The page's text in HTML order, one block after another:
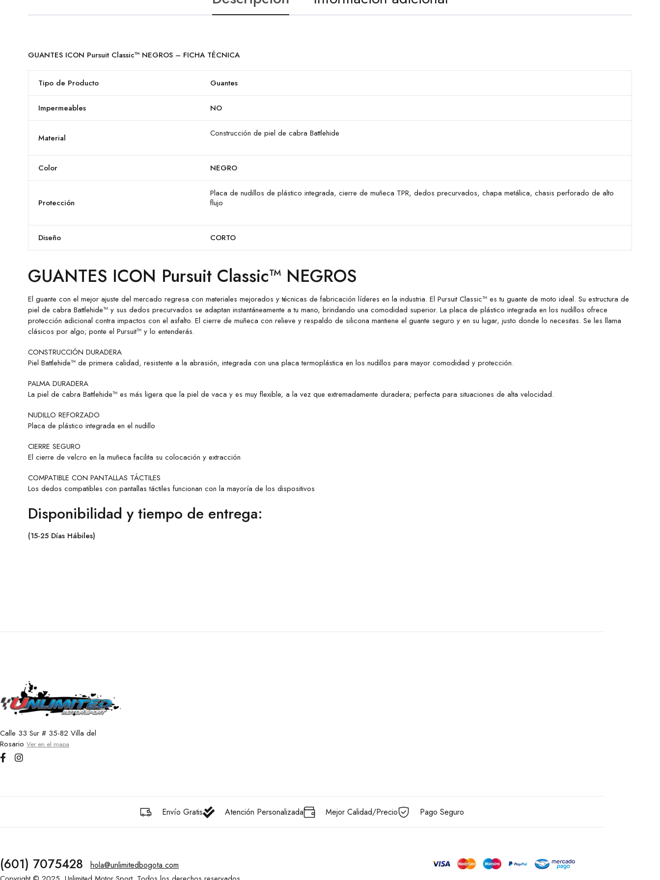
GUANTES ICON Pursuit Classic™ NEGROS – FICHA TÉCNICA
Tipo de Producto Guantes
Impermeables NO
Material Construcción de piel de cabra Battlehide
Color NEGRO
Protección
Placa de nudillos de plástico integrada, cierre de muñeca TPR, dedos precurvados, chapa metálica, chasis perforado de alto
flujo
Diseño CORTO
GUANTES ICON Pursuit Classic™ NEGROS
El guante con el mejor ajuste del mercado regresa con materiales mejorados y técnicas de fabricación líderes en la industria. El Pursuit Classic™ es tu guante de moto ideal. Su estructura de
piel de cabra Battlehide™ y sus dedos precurvados se adaptan instantáneamente a tu mano, brindando una comodidad superior. La placa de plástico integrada en los nudillos ofrece
protección adicional contra impactos con el asfalto. El cierre de muñeca con relieve y respaldo de silicona mantiene el guante seguro y en su lugar, justo donde lo necesitas. Se les llama
clásicos por algo; ponte el Pursuit™ y lo entenderás.
CONSTRUCCIÓN DURADERA
Piel Battlehide™ de primera calidad, resistente a la abrasión, integrada con una placa termoplástica en los nudillos para mayor comodidad y protección.
PALMA DURADERA
La piel de cabra Battlehide™ es más ligera que la piel de vaca y es muy flexible, a la vez que extremadamente duradera; perfecta para situaciones de alta velocidad.
NUDILLO REFORZADO
Placa de plástico integrada en el nudillo
CIERRE SEGURO
El cierre de velcro en la muñeca facilita su colocación y extracción
COMPATIBLE CON PANTALLAS TÁCTILES
Los dedos compatibles con pantallas táctiles funcionan con la mayoría de los dispositivos
Disponibilidad y tiempo de entrega:
(15-25 Días Hábiles)
Calle 33 Sur # 35-82 Villa del
Rosario Ver en el mapa
Envío Gratis Atención Personalizada Mejor Calidad/Precio Pago Seguro
(601) 7075428 hola@unlimitedbogota.com